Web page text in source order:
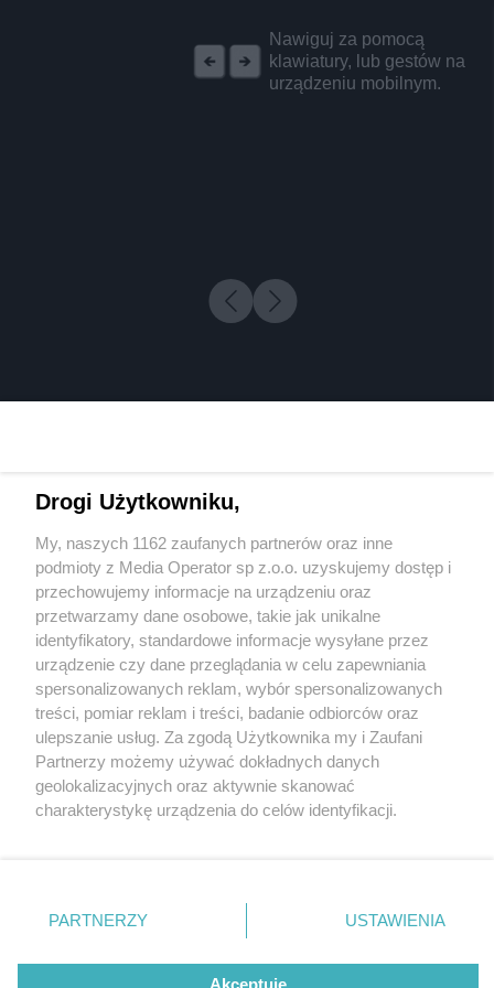
Nawiguj za pomocą
klawiatury, lub gestów na
urządzeniu mobilnym.
4 / 0
Wydawca mediów lokalnych
Nie zapomnij
zapoznać się z:
polityką prywatności regulamin korzystania z portali
Twojemiasto
Piekary Śląskie
Chorzów
Tarnowskie Góry
Gliwice
Skontakuj sięz nami
Kontakt
Wydawca
Redakcja
Drogi Użytkowniku,
My, naszych 1162 zaufanych partnerów oraz inne
podmioty z Media Operator sp z.o.o. uzyskujemy dostęp i
przechowujemy informacje na urządzeniu oraz
przetwarzamy dane osobowe, takie jak unikalne
identyfikatory, standardowe informacje wysyłane przez
urządzenie czy dane przeglądania w celu zapewniania
spersonalizowanych reklam, wybór spersonalizowanych
treści, pomiar reklam i treści, badanie odbiorców oraz
ulepszanie usług. Za zgodą Użytkownika my i Zaufani
Partnerzy możemy używać dokładnych danych
geolokalizacyjnych oraz aktywnie skanować
charakterystykę urządzenia do celów identyfikacji.
zmienić/wycofać klikając przycisk ustawień prywatności
znajdujący się w lewym dolnym rogu strony
rodzaje przetwarzania danych nie wymagają zgody
użytkownika, ale masz prawo sprzeciwić się takiemu
PARTNERZY USTAWIENIA
Akceptuję